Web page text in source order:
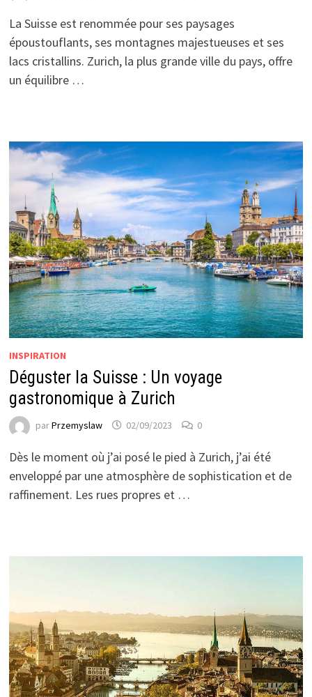
La Suisse est renommée pour ses paysages
époustouflants, ses montagnes majestueuses et ses
lacs cristallins. Zurich, la plus grande ville du pays, offre
un équilibre …
INSPIRATION
Déguster la Suisse : Un voyage
gastronomique à Zurich
parPrzemyslaw 02/09/2023 0
Dès le moment où j’ai posé le pied à Zurich, j’ai été
enveloppé par une atmosphère de sophistication et de
raffinement. Les rues propres et …